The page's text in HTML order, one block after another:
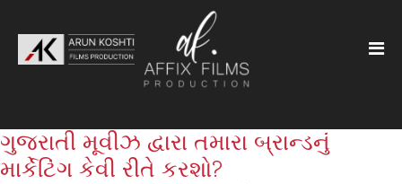
ગુજરાતી મૂવીઝ દ્વારા તમારા બ્રાન્ડનું
માર્કેટિંગ કેવી રીતે કરશો?